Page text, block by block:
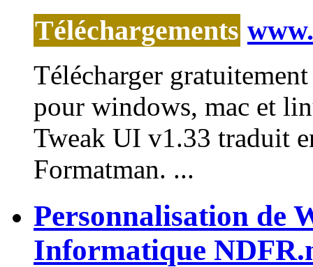
Téléchargements
Télécharger
pour windows, mac et
Tweak UI v1.33 traduit
Formatman. ...
Personnalisation de
Informatique